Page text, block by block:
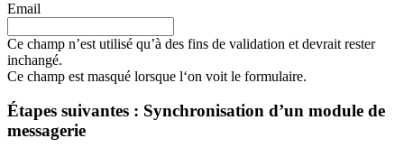
Email
Ce champ n’est utilisé qu’à des fins de validation et devrait rester
inchangé.
Ce champ est masqué lorsque l‘on voit le formulaire.
Étapes suivantes : Synchronisation d’un module de
messagerie